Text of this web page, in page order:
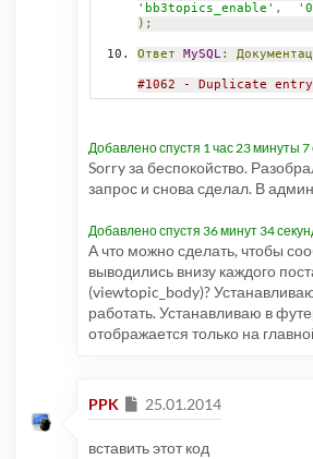
'bb3topics_enable' ,
);
Ответ MySQL:
#1062 - Duplicate
Добавлено спустя 1 час 23 минуты 7
Sorry за беспокойство.
запрос и снова сделал. В
Добавлено спустя 36 минут 34
А что можно сделать, чтобы
выводились внизу каждого
(viewtopic_body)?
работать. Устанавливаю в
отображается только на
PPK Сообщение
25.01.2014
вставить этот код